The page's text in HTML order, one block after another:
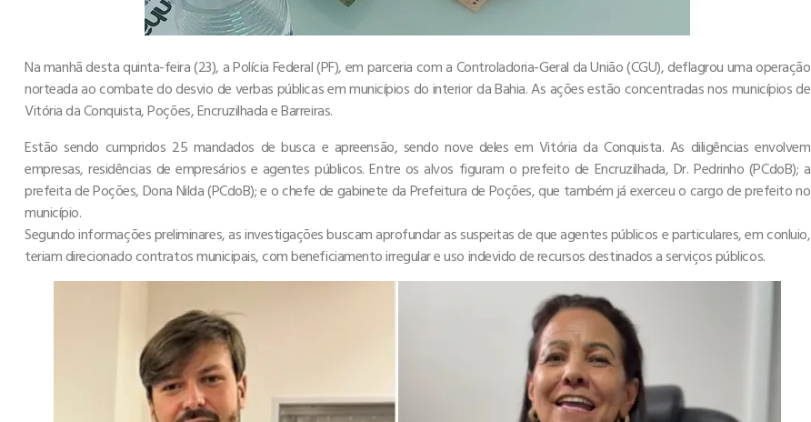
Na manhã desta quinta-feira (23), a Polícia Federal (PF), em parceria com a Controladoria-Geral da União (CGU), deflagrou uma operação
norteada ao combate do desvio de verbas públicas em municípios do interior da Bahia. As ações estão concentradas nos municípios de
Vitória da Conquista, Poções, Encruzilhada e Barreiras.
Estão sendo cumpridos 25 mandados de busca e apreensão, sendo nove deles em Vitória da Conquista. As diligências envolvem
empresas, residências de empresários e agentes públicos. Entre os alvos figuram o prefeito de Encruzilhada, Dr. Pedrinho (PCdoB); a
prefeita de Poções, Dona Nilda (PCdoB); e o chefe de gabinete da Prefeitura de Poções, que também já exerceu o cargo de prefeito no
município.
Segundo informações preliminares, as investigações buscam aprofundar as suspeitas de que agentes públicos e particulares, em conluio,
teriam direcionado contratos municipais, com beneficiamento irregular e uso indevido de recursos destinados a serviços públicos.